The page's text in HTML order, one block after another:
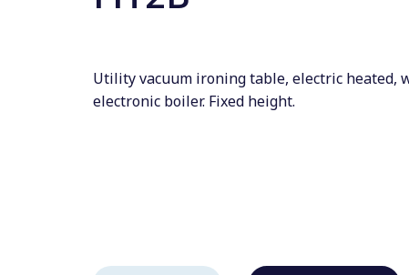
Utility vacuum ironing table, electric heated,
electronic boiler. Fixed height.